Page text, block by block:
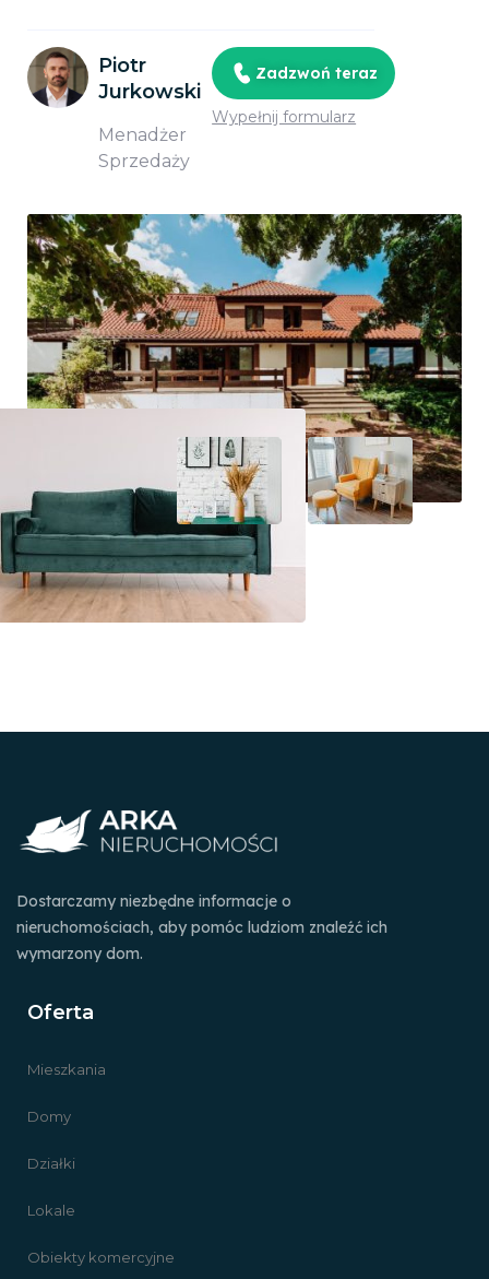
Piotr
Jurkowski
Menadżer
Sprzedaży
Zadzwoń teraz
Wypełnij formularz
Dostarczamy niezbędne informacje o
nieruchomościach, aby pomóc ludziom znaleźć ich
wymarzony dom.
Oferta
Mieszkania
Domy
Działki
Lokale
Obiekty komercyjne